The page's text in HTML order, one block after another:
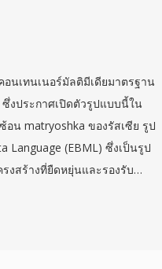
อนเทนเนอร์มัลติมีเดียมาตรฐาน
งประกาศเปิดตัวรูปแบบนี้ใน
น matryoshka ของรัสเซีย รูป
Language (EBML) ซึ่งเป็นรูป
งสร้างที่ยืดหยุ่นและรองรับ
ยง และคำบรรยายได้ไม่จำกัด